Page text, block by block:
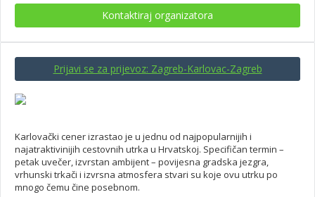
Kontaktiraj organizatora
Prijavi se za prijevoz: Zagreb-Karlovac-Zagreb
Karlovački cener izrastao je u jednu od najpopularnijih i
najatraktivinijih cestovnih utrka u Hrvatskoj. Specifičan termin –
petak uvečer, izvrstan ambijent – povijesna gradska jezgra,
vrhunski trkači i izvrsna atmosfera stvari su koje ovu utrku po
mnogo čemu čine posebnom.